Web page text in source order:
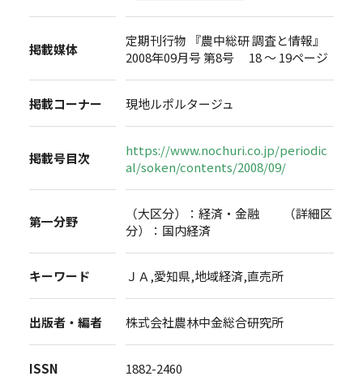
掲載媒体
定期刊行物 『農中総研 調査と情報』
2008年09月号 第8号 18 ～ 19ページ
掲載コーナー 現地ルポルタージュ
掲載号目次
https://www.nochuri.co.jp/periodic
al/soken/contents/2008/09/
第一分野
（大区分）：経済・金融 （詳細区
分）：国内経済
キーワード ＪＡ,愛知県,地域経済,直売所
出版者・編者 株式会社農林中金総合研究所
ISSN 1882-2460